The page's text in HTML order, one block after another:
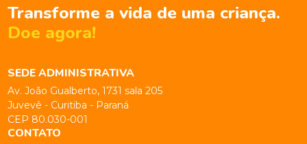
Transforme a vida de uma criança.
Doe agora!
SEDE ADMINISTRATIVA
Av. João Gualberto, 1731 sala 205
Juvevê - Curitiba - Paraná
CEP 80.030-001
CONTATO